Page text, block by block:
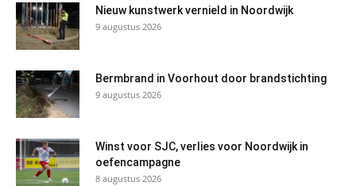
Nieuw kunstwerk vernield in Noordwijk
9 augustus 2026
Bermbrand in Voorhout door brandstichting
9 augustus 2026
Winst voor SJC, verlies voor Noordwijk in
oefencampagne
8 augustus 2026